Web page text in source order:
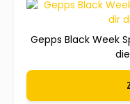
Gepps Black Week